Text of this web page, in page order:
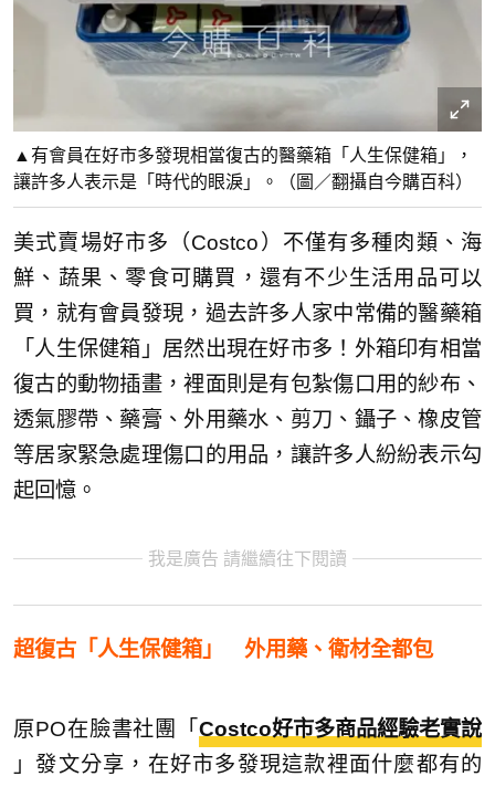
▲有會員在好市多發現相當復古的醫藥箱「人生保健箱」，
讓許多人表示是「時代的眼淚」。（圖／翻攝自今購百科）
美式賣場好市多（Costco）不僅有多種肉類、海
鮮、蔬果、零食可購買，還有不少生活用品可以
買，就有會員發現，過去許多人家中常備的醫藥箱
「人生保健箱」居然出現在好市多！外箱印有相當
復古的動物插畫，裡面則是有包紮傷口用的紗布、
透氣膠帶、藥膏、外用藥水、剪刀、鑷子、橡皮管
等居家緊急處理傷口的用品，讓許多人紛紛表示勾
起回憶。
我是廣告 請繼續往下閱讀
超復古「人生保健箱」 外用藥、衛材全都包
原PO在臉書社團「 Costco好市多商品經驗老實說
」發文分享，在好市多發現這款裡面什麼都有的